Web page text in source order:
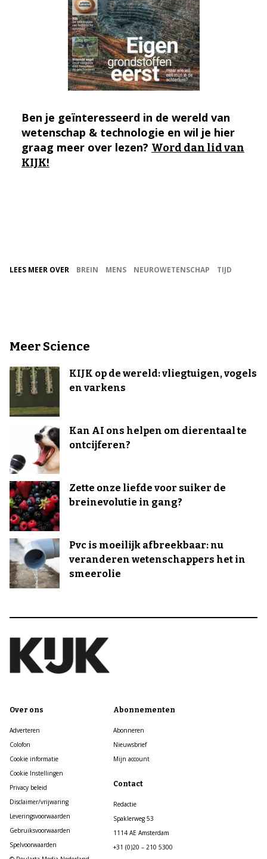
Ben je geïnteresseerd in de wereld van
wetenschap & technologie en wil je hier
graag meer over lezen? Word dan lid van
KIJK!
LEES MEER OVER BREIN MENS NEUROWETENSCHAP TIJD
Meer Science
KIJK op de wereld: vliegtuigen, vogels
en varkens
Kan AI ons helpen om dierentaal te
ontcijferen?
Zette onze liefde voor suiker de
breinevolutie in gang?
Pvc is moeilijk afbreekbaar: nu
veranderen wetenschappers het in
smeerolie
Over ons
Adverteren
Colofon
Cookie informatie
Cookie Instellingen
Privacy beleid
Disclaimer/vrijwaring
Leveringsvoorwaarden
Gebruiksvoorwaarden
Spelvoorwaarden
Abonnementen
Abonneren
Nieuwsbrief
Mijn account
Contact
Redactie
Spaklerweg 53
1114 AE Amsterdam
+31 (0)20 – 210 5300